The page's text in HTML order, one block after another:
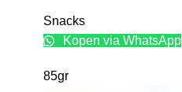
Snacks
Kopen via WhatsApp
85gr